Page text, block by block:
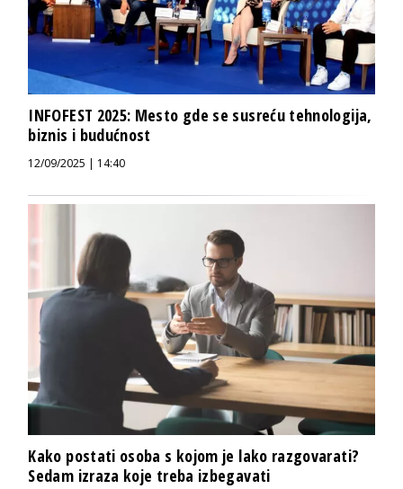
INFOFEST 2025: Mesto gde se susreću tehnologija,
biznis i budućnost
12/09/2025 | 14:40
Kako postati osoba s kojom je lako razgovarati?
Sedam izraza koje treba izbegavati